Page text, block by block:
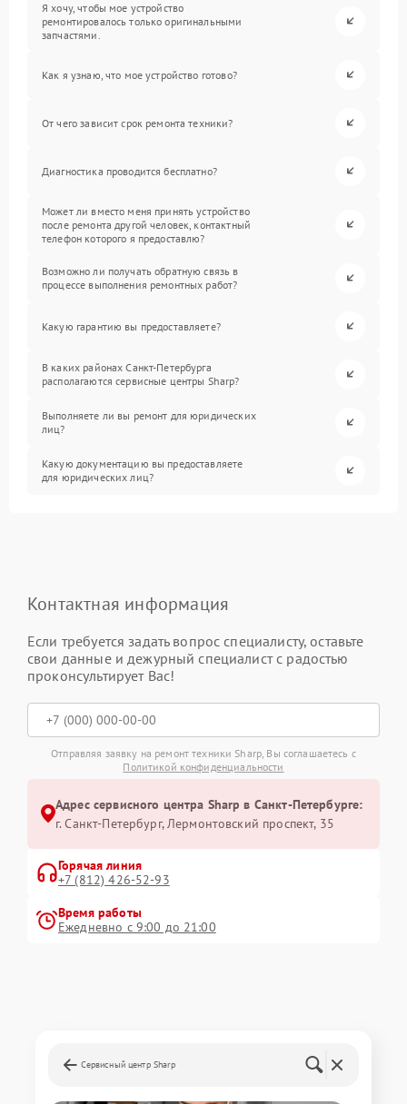
Я хочу, чтобы мое устройство
ремонтировалось только оригинальными
запчастями.
Как я узнаю, что мое устройство готово?
От чего зависит срок ремонта техники?
Диагностика проводится бесплатно?
Может ли вместо меня принять устройство
после ремонта другой человек, контактный
телефон которого я предоставлю?
Возможно ли получать обратную связь в
процессе выполнения ремонтных работ?
Какую гарантию вы предоставляете?
В каких районах Санкт-Петербурга
располагаются сервисные центры Sharp?
Выполняете ли вы ремонт для юридических
лиц?
Какую документацию вы предоставляете
для юридических лиц?
Контактная информация
Если требуется задать вопрос специалисту, оставьте
свои данные и дежурный специалист с радостью
проконсультирует Вас!
Отправляя заявку на ремонт техники Sharp, Вы соглашаетесь с
Политикой конфиденциальности
Адрес сервисного центра Sharp в Санкт-Петербурге:
г. Санкт-Петербург, Лермонтовский проспект, 35
Горячая линия
+7 (812) 426-52-93
Время работы
Ежедневно с 9:00 до 21:00
Сервисный центр Sharp